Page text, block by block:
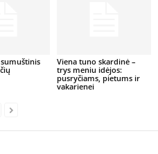
sumuštinis
Viena tuno skardinė –
trys meniu idėjos:
pusryčiams, pietums ir
vakarienei